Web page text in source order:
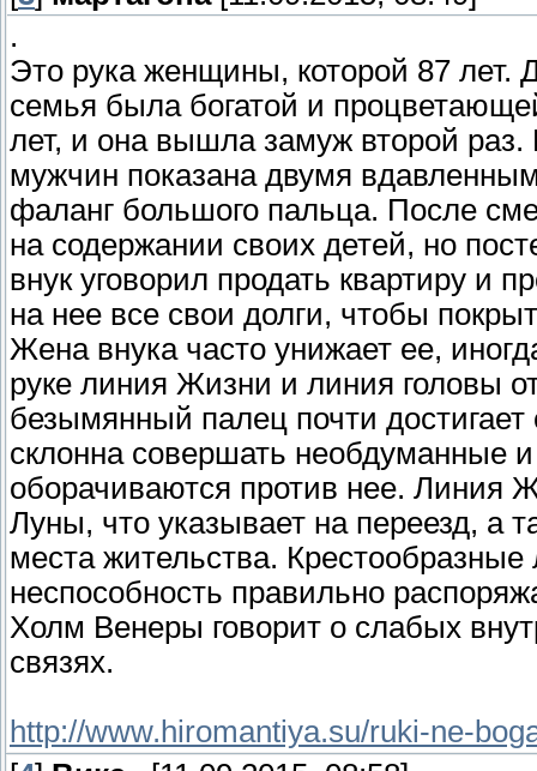
.
Это рука женщины, которой 87 лет.
семья была богатой и
лет, и она вышла замуж второй
мужчин показана двумя
фаланг большого пальца. После
на содержании своих детей, но
внук уговорил продать квартиру и
на нее все свои долги, чтобы
Жена внука часто унижает ее,
руке линия Жизни и линия головы
безымянный палец почти достигает
склонна совершать необдуманные
оборачиваются против нее. Линия
Луны, что указывает на переезд, а
места жительства.
неспособность правильно
Холм Венеры говорит о слабых
связях.
http://www.hiromantiya.su/ruki-ne-